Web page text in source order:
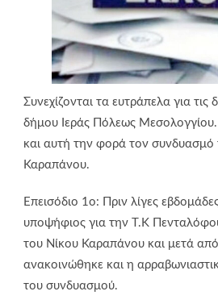
Συνεχίζονται τα ευτράπελα για τις
δήμου Ιεράς Πόλεως
και αυτή την φορά τον συνδυασμό
Καραπάνου.
Επεισόδιο 1ο: Πριν λίγες
υποψήφιος για την Τ.Κ
του Νίκου Καραπάνου και μετά από
ανακοινώθηκε και η
του συνδυασμού.